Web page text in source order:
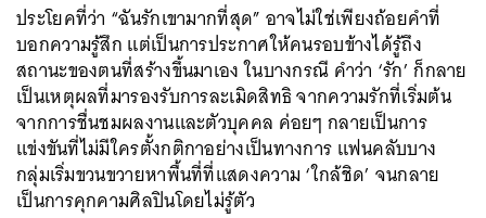
ประโยคที่ว่า “ฉันรักเขามากที่สุด” อาจไม่ใช่เพียงถ้อยคำที่
บอกความรู้สึก แต่เป็นการประกาศให้คนรอบข้างได้รู้ถึง
สถานะของตนที่สร้างขึ้นมาเอง ในบางกรณี คำว่า ‘รัก’ ก็กลาย
เป็นเหตุผลที่มารองรับการละเมิดสิทธิ จากความรักที่เริ่มต้น
จากการชื่นชมผลงานและตัวบุคคล ค่อยๆ กลายเป็นการ
แข่งขันที่ไม่มีใครตั้งกติกาอย่างเป็นทางการ แฟนคลับบาง
กลุ่มเริ่มขวนขวายหาพื้นที่ที่แสดงความ ‘ใกล้ชิด’ จนกลาย
เป็นการคุกคามศิลปินโดยไม่รู้ตัว